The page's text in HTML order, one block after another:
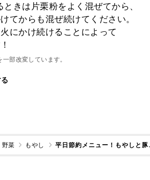
きは片栗粉をよく混ぜてから、
てからも混ぜ続けてください。
にかけ続けることによって
部改変しています。
野菜 もやし 平日節約メニュー！もやしと